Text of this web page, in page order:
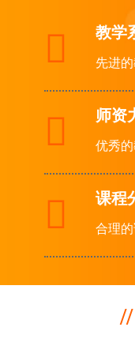
 教学
先进
 师资
优秀
 课程
合理